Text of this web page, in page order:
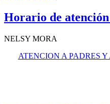
Horario de atención
NELSY MORA
ATENCION A PADRES